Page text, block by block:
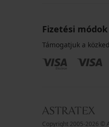
Fizetési módok
Támogatjuk a
Copyright 2005-2026 ©